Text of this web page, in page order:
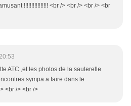
!!!!!!!!!!!!!!!! <br /> <br /> <br /> <br
ATC ,et les photos de la sauterelle
sympa a faire dans le
<br /> <br />